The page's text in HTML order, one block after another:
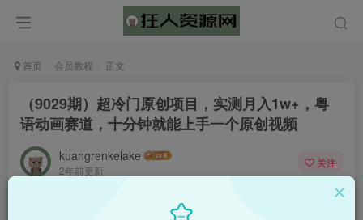
首页 会员教程 正文
（9029期）超冷门原创项目，实测月入1w+，粤
语动画赛道，十分钟就能上手一个原创视频
kuangrenkelake
2年前更新
关注